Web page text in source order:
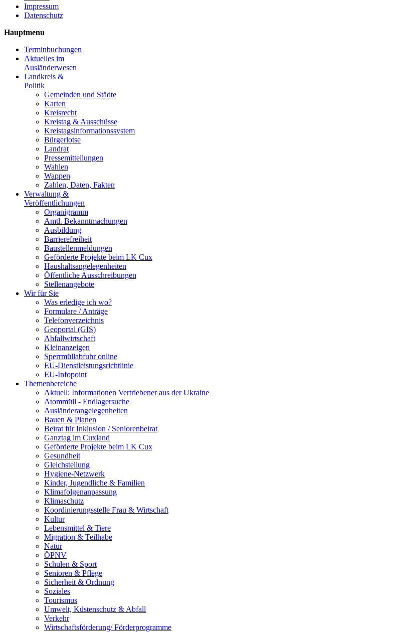
Impressum
Datenschutz
Hauptmenu
Terminbuchungen
Aktuelles im
Ausländerwesen
Landkreis &
Politik
Gemeinden und Städte
Karten
Kreisrecht
Kreistag & Ausschüsse
Kreistagsinformationssystem
Bürgerlotse
Landrat
Pressemitteilungen
Wahlen
Wappen
Zahlen, Daten, Fakten
Verwaltung &
Veröffentlichungen
Organigramm
Amtl. Bekanntmachungen
Ausbildung
Barrierefreiheit
Baustellenmeldungen
Geförderte Projekte beim LK Cux
Haushaltsangelegenheiten
Öffentliche Ausschreibungen
Stellenangebote
Wir für Sie
Was erledige ich wo?
Formulare / Anträge
Telefonverzeichnis
Geoportal (GIS)
Abfallwirtschaft
Kleinanzeigen
Sperrmüllabfuhr online
EU-Dienstleistungsrichtlinie
EU-Infopoint
Themenbereiche
Aktuell: Informationen Vertriebener aus der Ukraine
Atommüll - Endlagersuche
Ausländerangelegenheiten
Bauen & Planen
Beirat für Inklusion / Seniorenbeirat
Ganztag im Cuxland
Geförderte Projekte beim LK Cux
Gesundheit
Gleichstellung
Hygiene-Netzwerk
Kinder, Jugendliche & Familien
Klimafolgenanpassung
Klimaschutz
Koordinierungsstelle Frau & Wirtschaft
Kultur
Lebensmittel & Tiere
Migration & Teilhabe
Natur
ÖPNV
Schulen & Sport
Senioren & Pflege
Sicherheit & Ordnung
Soziales
Tourismus
Umwelt, Küstenschutz & Abfall
Verkehr
Wirtschaftsförderung/ Förderprogramme